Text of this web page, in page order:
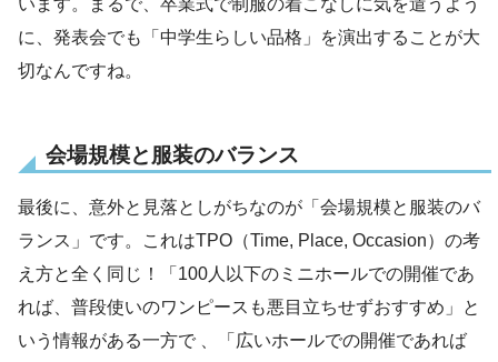
に、発表会でも「中学生らしい品格」を演出することが大
切なんですね。
会場規模と服装のバランス
最後に、意外と見落としがちなのが「会場規模と服装のバ
ランス」です。これはTPO（Time, Place, Occasion）の考
え方と全く同じ！「100人以下のミニホールでの開催であ
れば、普段使いのワンピースも悪目立ちせずおすすめ」と
いう情報がある一方で 、「広いホールでの開催であれば